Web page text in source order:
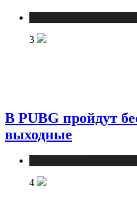
3
В PUBG пройдут
выходные
4